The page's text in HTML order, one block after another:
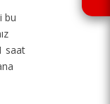
bu
saat